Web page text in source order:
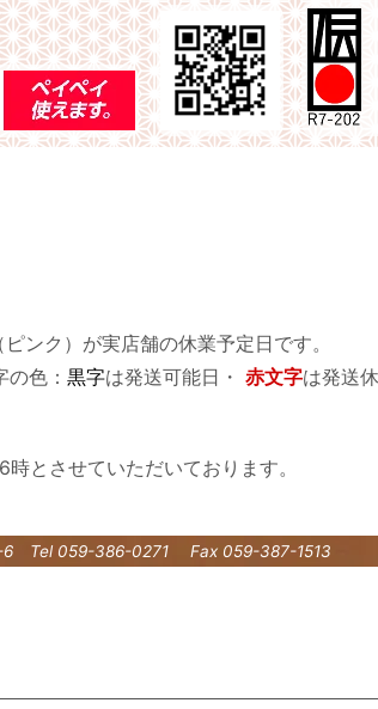
ピンク）が実店舗の休業予定日です。
色： 黒字は発送可能日・ 赤文字は発送
とさせていただいております。
6 Tel 059-386-0271 Fax 059-387-1513